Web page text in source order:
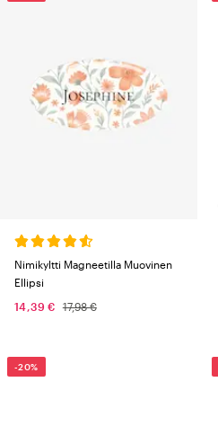
Nimikyltti Magneetilla Muovinen
Ellipsi
14,39 €
17,98 €
-20%